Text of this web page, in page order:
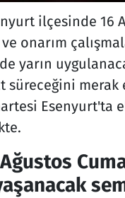
ilçesinde 16
onarım
yarın
süreceğini merak
Esenyurt'ta